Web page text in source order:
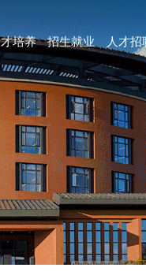
培养 招生就业 人才招